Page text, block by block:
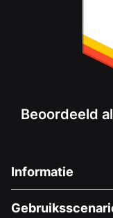
Beoordeeld
Informatie